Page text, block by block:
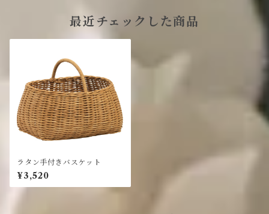
最近チェックした商品
ラタン手付きバスケット
¥3,520